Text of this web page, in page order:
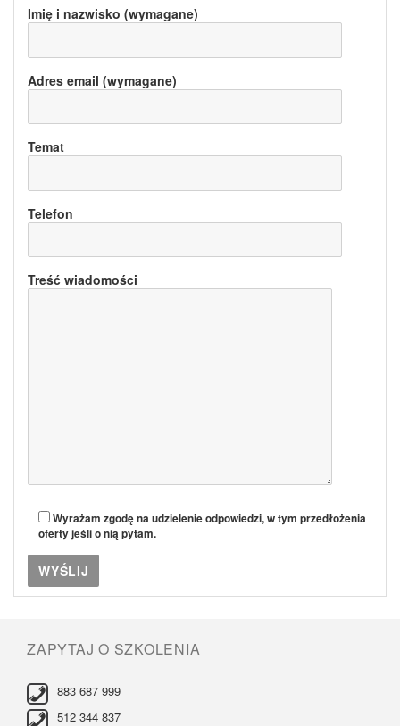
Imię i nazwisko (wymagane)
Adres email (wymagane)
Temat
Telefon
Treść wiadomości
Wyrażam zgodę na udzielenie odpowiedzi, w tym przedłożenia
oferty jeśli o nią pytam.
ZAPYTAJ O SZKOLENIA
883 687 999
512 344 837